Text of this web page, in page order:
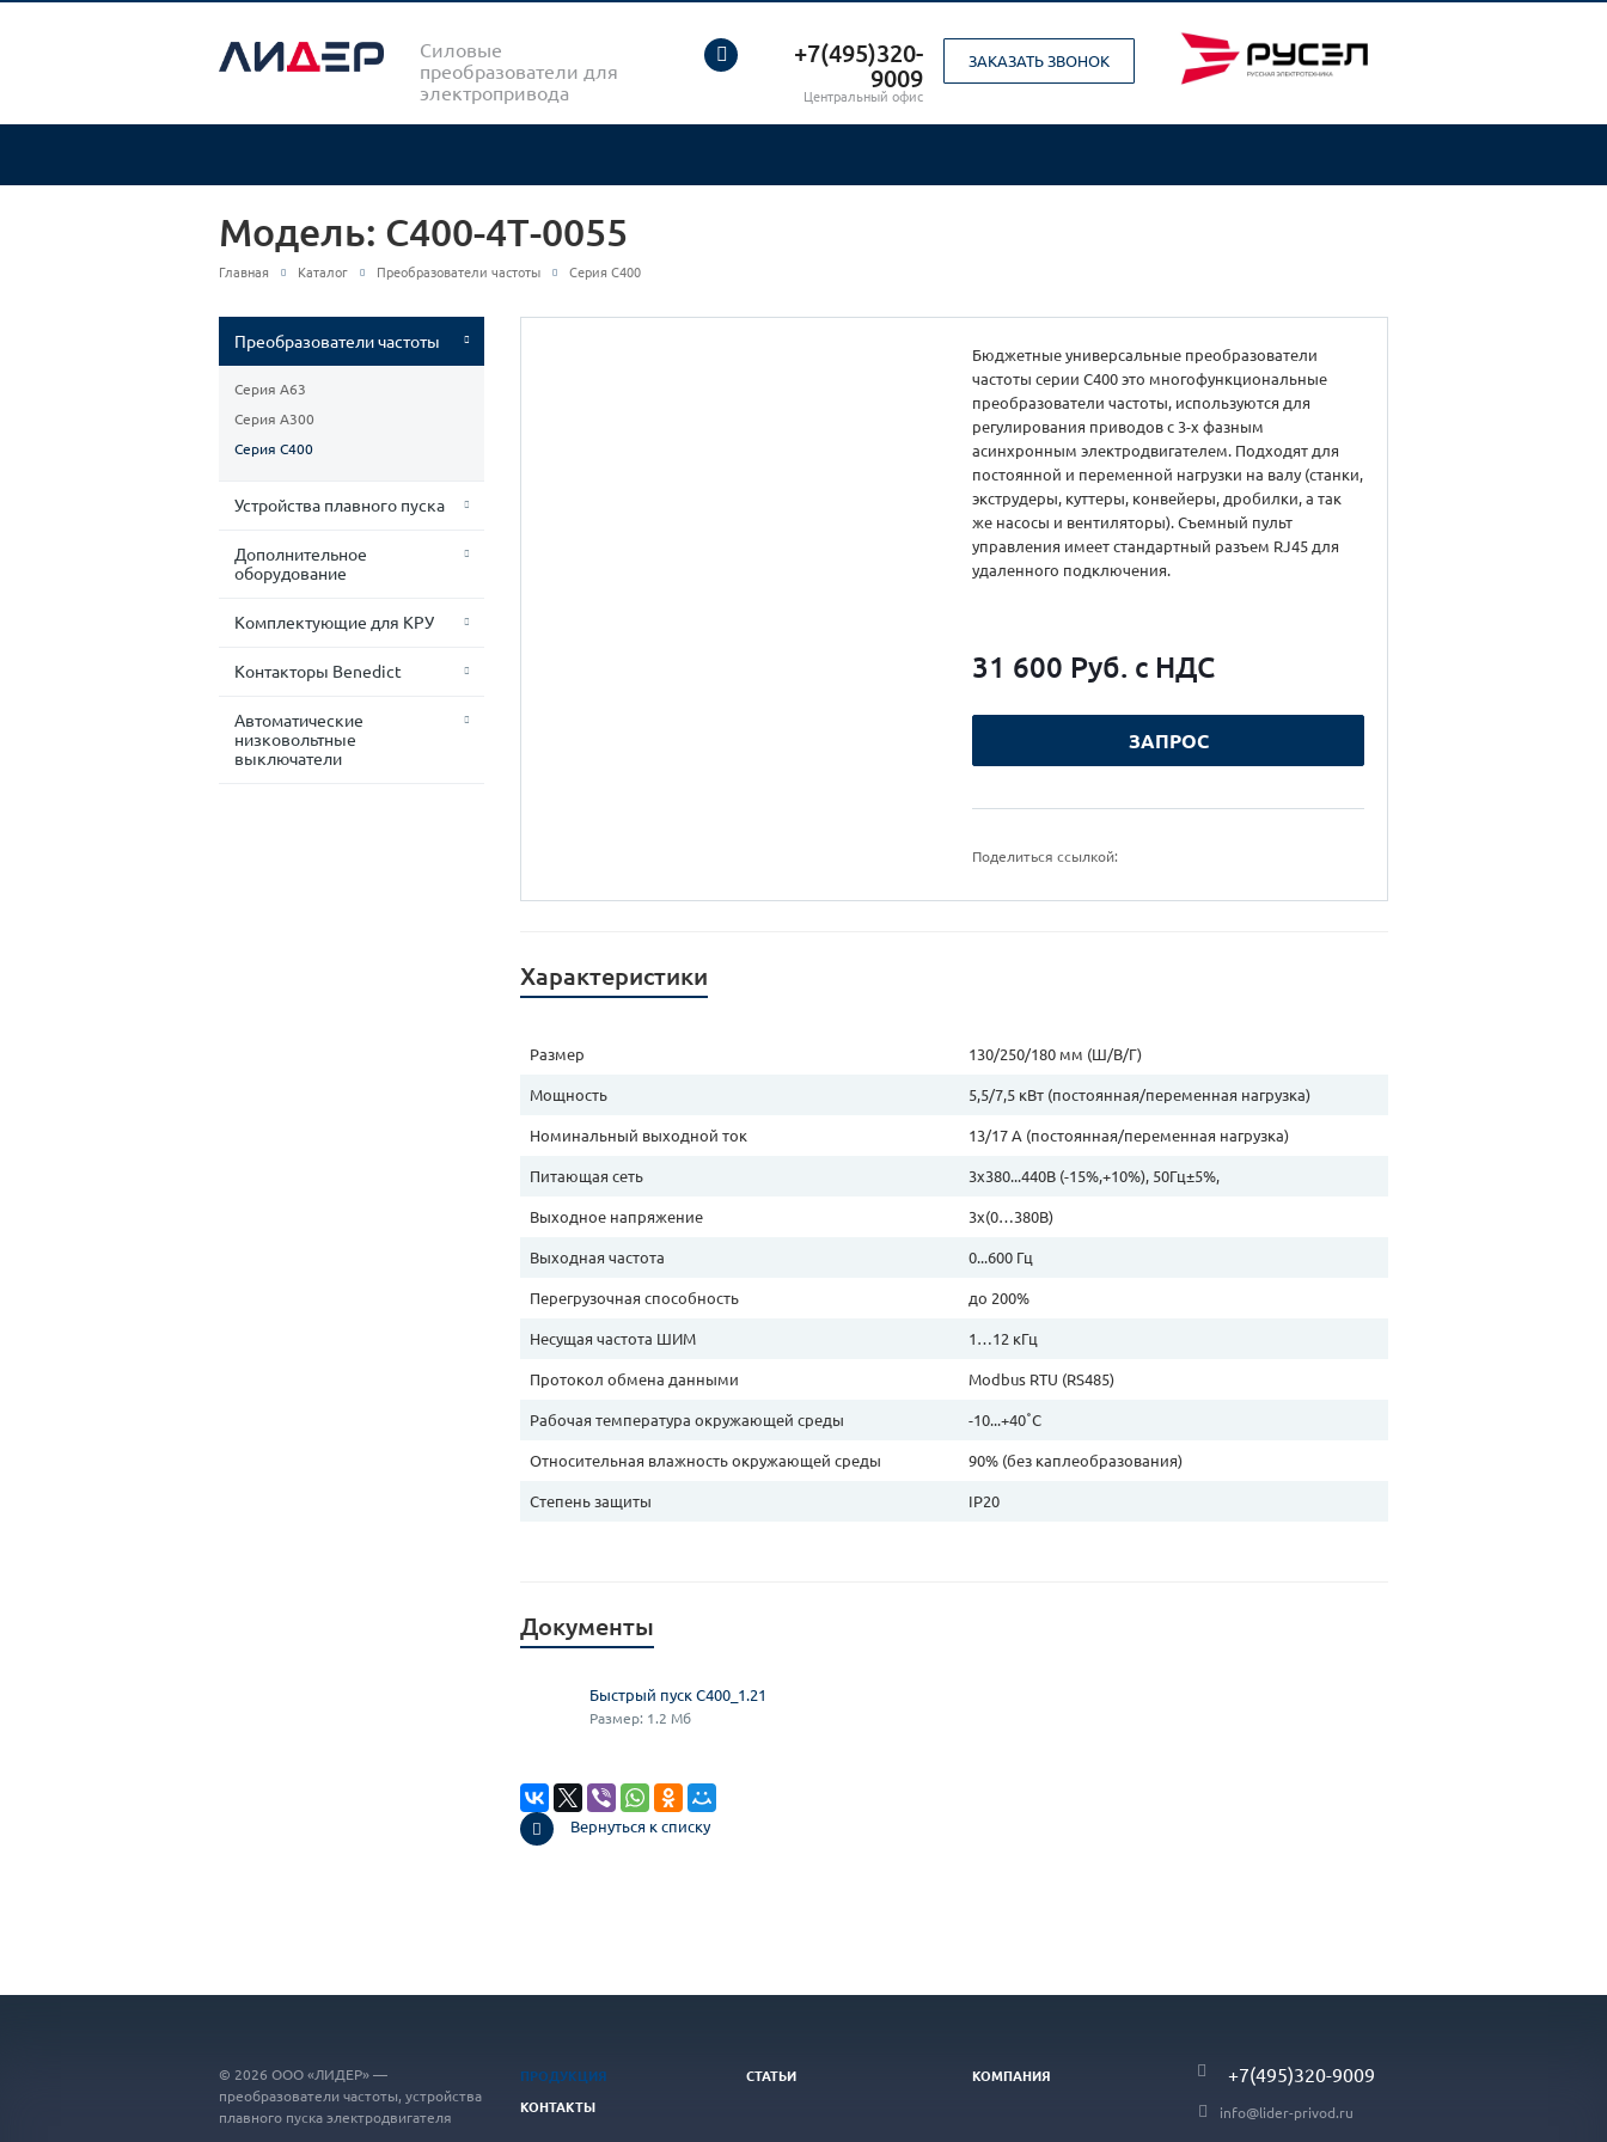
Силовые
преобразователи для
электропривода
ЗАКАЗАТЬ ЗВОНОК
+7(495)320-
9009
Центральный офис
Модель: С400-4Т-0055
Главная Каталог Преобразователи частоты Серия С400
Преобразователи частоты
Серия А63
Серия А300
Серия С400
Устройства плавного пуска
Дополнительное
оборудование
Комплектующие для КРУ
Контакторы Benedict
Автоматические
низковольтные
выключатели
Бюджетные универсальные преобразователи
частоты серии С400 это многофункциональные
преобразователи частоты, используются для
регулирования приводов с 3-х фазным
асинхронным электродвигателем. Подходят для
постоянной и переменной нагрузки на валу (станки,
экструдеры, куттеры, конвейеры, дробилки, а так
же насосы и вентиляторы). Съемный пульт
управления имеет стандартный разъем RJ45 для
удаленного подключения.
31 600 Руб. с НДС
ЗАПРОС
Поделиться ссылкой:
Характеристики
Размер
130/250/180 мм (Ш/В/Г)
Мощность
5,5/7,5 кВт (постоянная/переменная нагрузка)
Номинальный выходной ток
13/17 А (постоянная/переменная нагрузка)
Питающая сеть
3х380...440В (-15%,+10%), 50Гц±5%,
Выходное напряжение
3х(0…380В)
Выходная частота
0...600 Гц
Перегрузочная способность
до 200%
Несущая частота ШИМ
1…12 кГц
Протокол обмена данными
Modbus RTU (RS485)
Рабочая температура окружающей среды
-10...+40˚С
Относительная влажность окружающей среды
90% (без каплеобразования)
Степень защиты
IP20
Документы
Быстрый пуск С400_1.21
Размер: 1.2 Мб
Вернуться к списку
© 2026 ООО «ЛИДЕР» —
преобразователи частоты, устройства
плавного пуска электродвигателя
ПРОДУКЦИЯ СТАТЬИ
КОМПАНИЯ
КОНТАКТЫ
+7(495)320-9009
info@lider-privod.ru